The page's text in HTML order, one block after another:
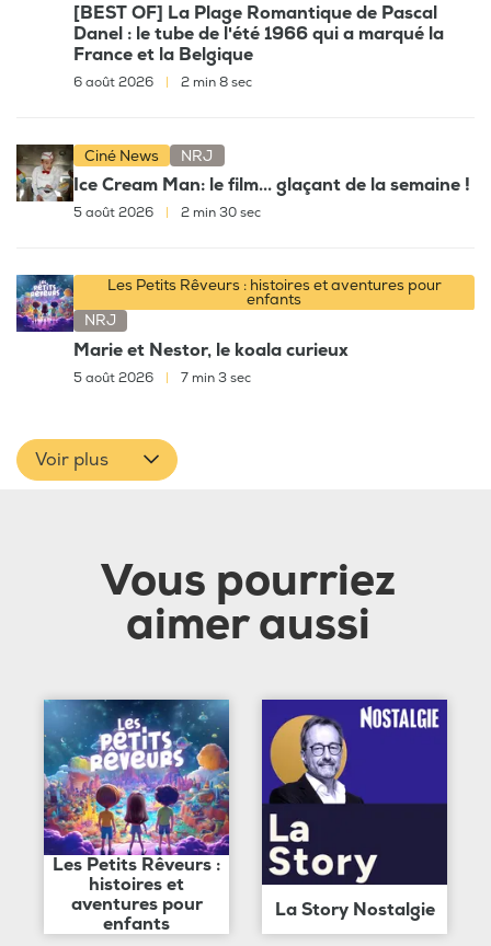
[BEST OF] La Plage Romantique de Pascal
Danel : le tube de l'été 1966 qui a marqué la
France et la Belgique
6 août 2026 2 min 8 sec
Ciné News NRJ
Ice Cream Man: le film... glaçant de la semaine !
5 août 2026 | 2 min 30 sec
Les Petits Rêveurs : histoires et aventures pour
enfants
NRJ
Marie et Nestor, le koala curieux
5 août 2026 7 min 3 sec
Voir plus
Vous pourriez
aimer aussi
Les Petits Rêveurs :
histoires et
aventures pour
enfants
La Story Nostalgie